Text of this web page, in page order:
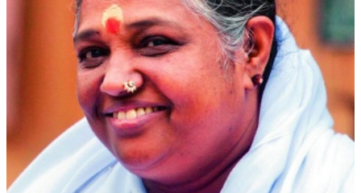
SONO
UN
DIRITTO
PER
TUTTI